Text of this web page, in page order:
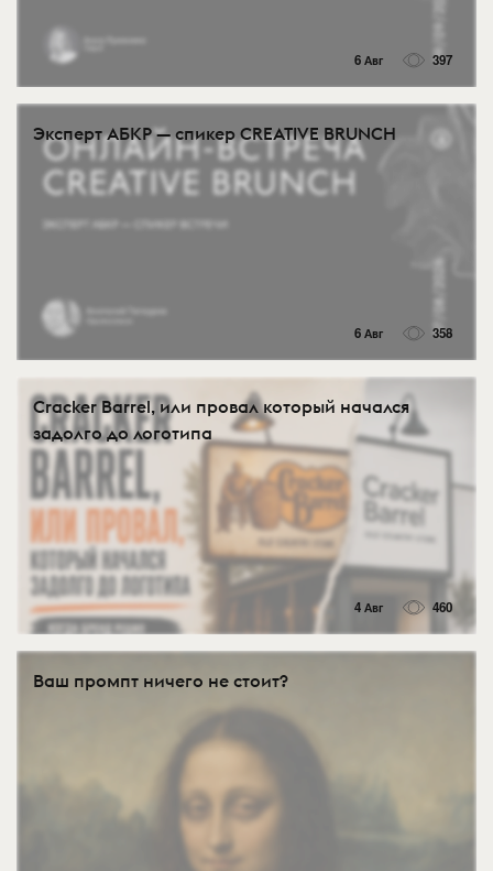
6 Авг 397
Эксперт АБКР — спикер CREATIVE BRUNCH
6 Авг 358
Cracker Barrel, или провал который начался
задолго до логотипа
4 Авг 460
Ваш промпт ничего не стоит?